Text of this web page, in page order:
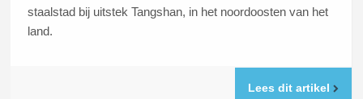
staalstad bij uitstek Tangshan, in het noordoosten van het
land.
Lees dit artikel